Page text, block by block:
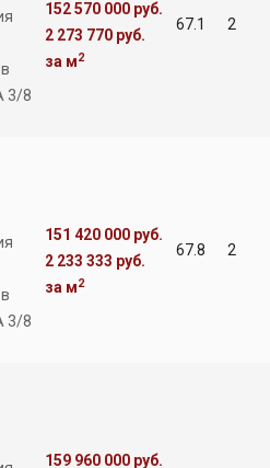
3/8
152 570 000 руб.
2 273 770 руб.
за м2
67.1 2
3/8
151 420 000 руб.
2 233 333 руб.
за м2
67.8 2
159 960 000 руб.